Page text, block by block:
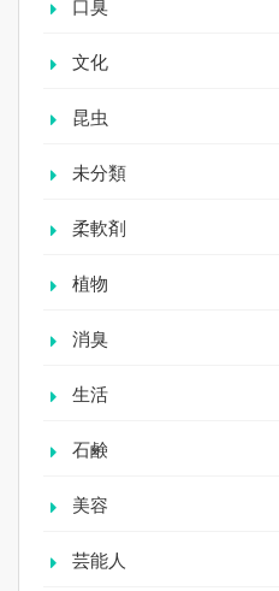
口臭
文化
昆虫
未分類
柔軟剤
植物
消臭
生活
石鹸
美容
芸能人